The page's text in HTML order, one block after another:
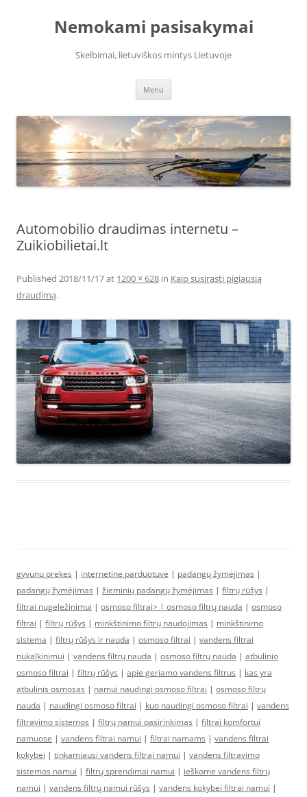
Nemokami pasisakymai
Skelbimai, lietuviškos mintys Lietuvoje
Menu
Automobilio draudimas internetu –
Zuikiobilietai.lt
Published 2018/11/17at 1200 × 628 in Kaip susirasti pigiausią
draudimą.
gyvunu prekes | internetine parduotuve | padangų žymėjimas |
padangų žymėjimas | žieminių padangų žymėjimas | filtrų rūšys |
filtrai nugeležinimui | osmoso filtrai> | osmoso filtrų nauda | osmoso
filtrai | filtrų rūšys | minkštinimo filtrų naudojimas | minkštinimo
sistema | filtrų rūšys ir nauda | osmoso filtrai | vandens filtrai
nukalkinimui | vandens filtrų nauda | osmoso filtrų nauda | atbulinio
osmoso filtrai | filtrų rūšys | apie geriamo vandens filtrus | kas yra
atbulinis osmosas | namui naudingi osmoso filtrai | osmoso filtrų
nauda | naudingi osmoso filtrai | kuo naudingi osmoso filtrai | vandens
filtravimo sistemos | filtrų namui pasirinkimas | filtrai komfortui
namuose | vandens filtrai namui | filtrai namams | vandens filtrai
kokybei | tinkamiausi vandens filtrai namui | vandens filtravimo
sistemos namui | filtrų sprendimai namui | ieškome vandens filtrų
namui | vandens filtrų namui rūšys | vandens kokybei filtrai namui |